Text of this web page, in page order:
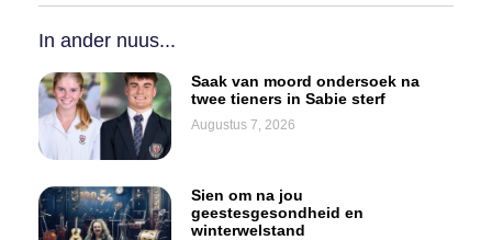
In ander nuus...
Saak van moord ondersoek na
twee tieners in Sabie sterf
Augustus 7, 2026
Sien om na jou
geestesgesondheid en
winterwelstand